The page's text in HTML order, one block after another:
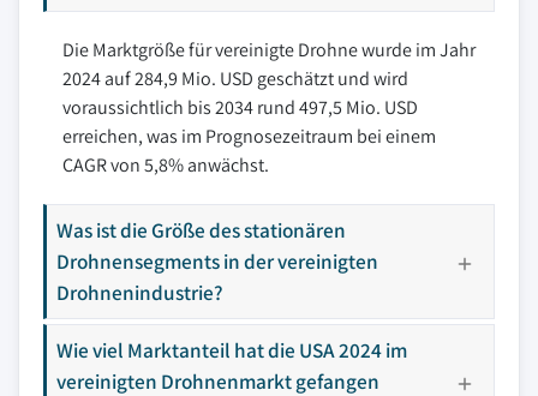
Die Marktgröße für vereinigte Drohne wurde im Jahr
2024 auf 284,9 Mio. USD geschätzt und wird
voraussichtlich bis 2034 rund 497,5 Mio. USD
erreichen, was im Prognosezeitraum bei einem
CAGR von 5,8% anwächst.
Was ist die Größe des stationären
Drohnensegments in der vereinigten
Drohnenindustrie?
Wie viel Marktanteil hat die USA 2024 im
vereinigten Drohnenmarkt gefangen